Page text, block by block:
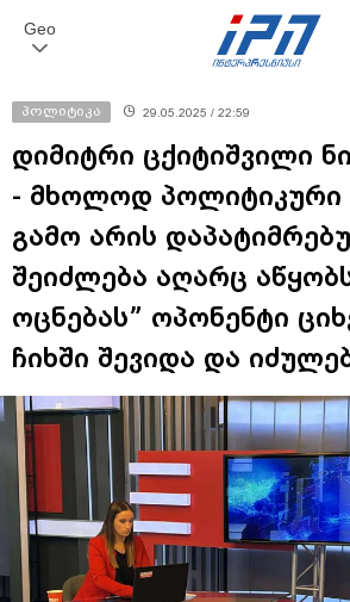
Geo
პოლიტიკა 29.05.2025 / 22:59
დიმიტრი ცქიტიშვილი
- მხოლოდ პოლიტიკური
გამო არის
შეიძლება აღარც
ოცნებას” ოპონენტი
ჩიხში შევიდა და